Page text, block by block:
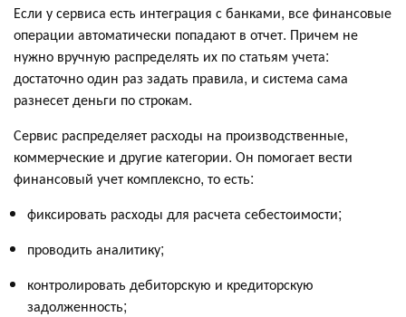
Если у сервиса есть интеграция с банками, все финансовые
операции автоматически попадают в отчет. Причем не
нужно вручную распределять их по статьям учета:
достаточно один раз задать правила, и система сама
разнесет деньги по строкам.
Сервис распределяет расходы на производственные,
коммерческие и другие категории. Он помогает вести
финансовый учет комплексно, то есть:
фиксировать расходы для расчета себестоимости;
проводить аналитику;
контролировать дебиторскую и кредиторскую
задолженность;